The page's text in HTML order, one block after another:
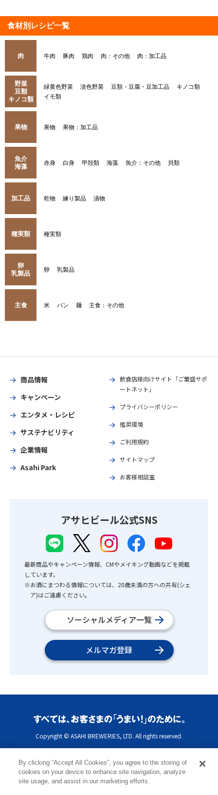
食材別レシピ一覧
肉 牛肉 豚肉 鶏肉 肉：その他 肉：加工品
野菜
豆類
キノコ類
緑黄色野菜 淡色野菜 豆類・豆腐・豆加工品
キノコ類
イモ類
果物 果物 果物：加工品
魚介
海藻
赤身 白身 甲殻類 海藻 魚介：その他 貝類
加工品 乾物 練り製品 漬物
種実類 種実類
卵
乳製品
卵 乳製品
主食 米 パン 麺 主食：その他
商品情報
キャンペーン
エンタメ・レシピ
サステナビリティ
企業情報
Asahi Park
飲食店様向けサイト「ご繁盛サポ
ートネット」
プライバシーポリシー
推奨環境
ご利用規約
サイトマップ
お客様相談室
アサヒビール公式SNS
最新商品やキャンペーン情報、CMやメイキング動画などを掲載
しています。
※お酒にまつわる情報については、20歳未満の方への共有(シェ
ア)はご遠慮ください。
ソーシャルメディア一覧
メルマガ登録
Copyright © ASAHI BREWERIES, LTD. All rights reserved.
By clicking “Accept All Cookies”, you agree to the storing of
cookies on your device to enhance site navigation, analyze
site usage, and assist in our marketing efforts.